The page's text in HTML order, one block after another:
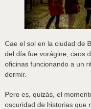
Cae el sol en la ciudad de
del día fue vorágine, caos
oficinas funcionando a un
dormir.
Pero es, quizás, el
oscuridad de historias que